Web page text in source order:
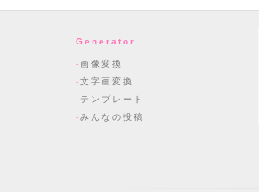
Generator
画像変換
文字画変換
テンプレート
みんなの投稿